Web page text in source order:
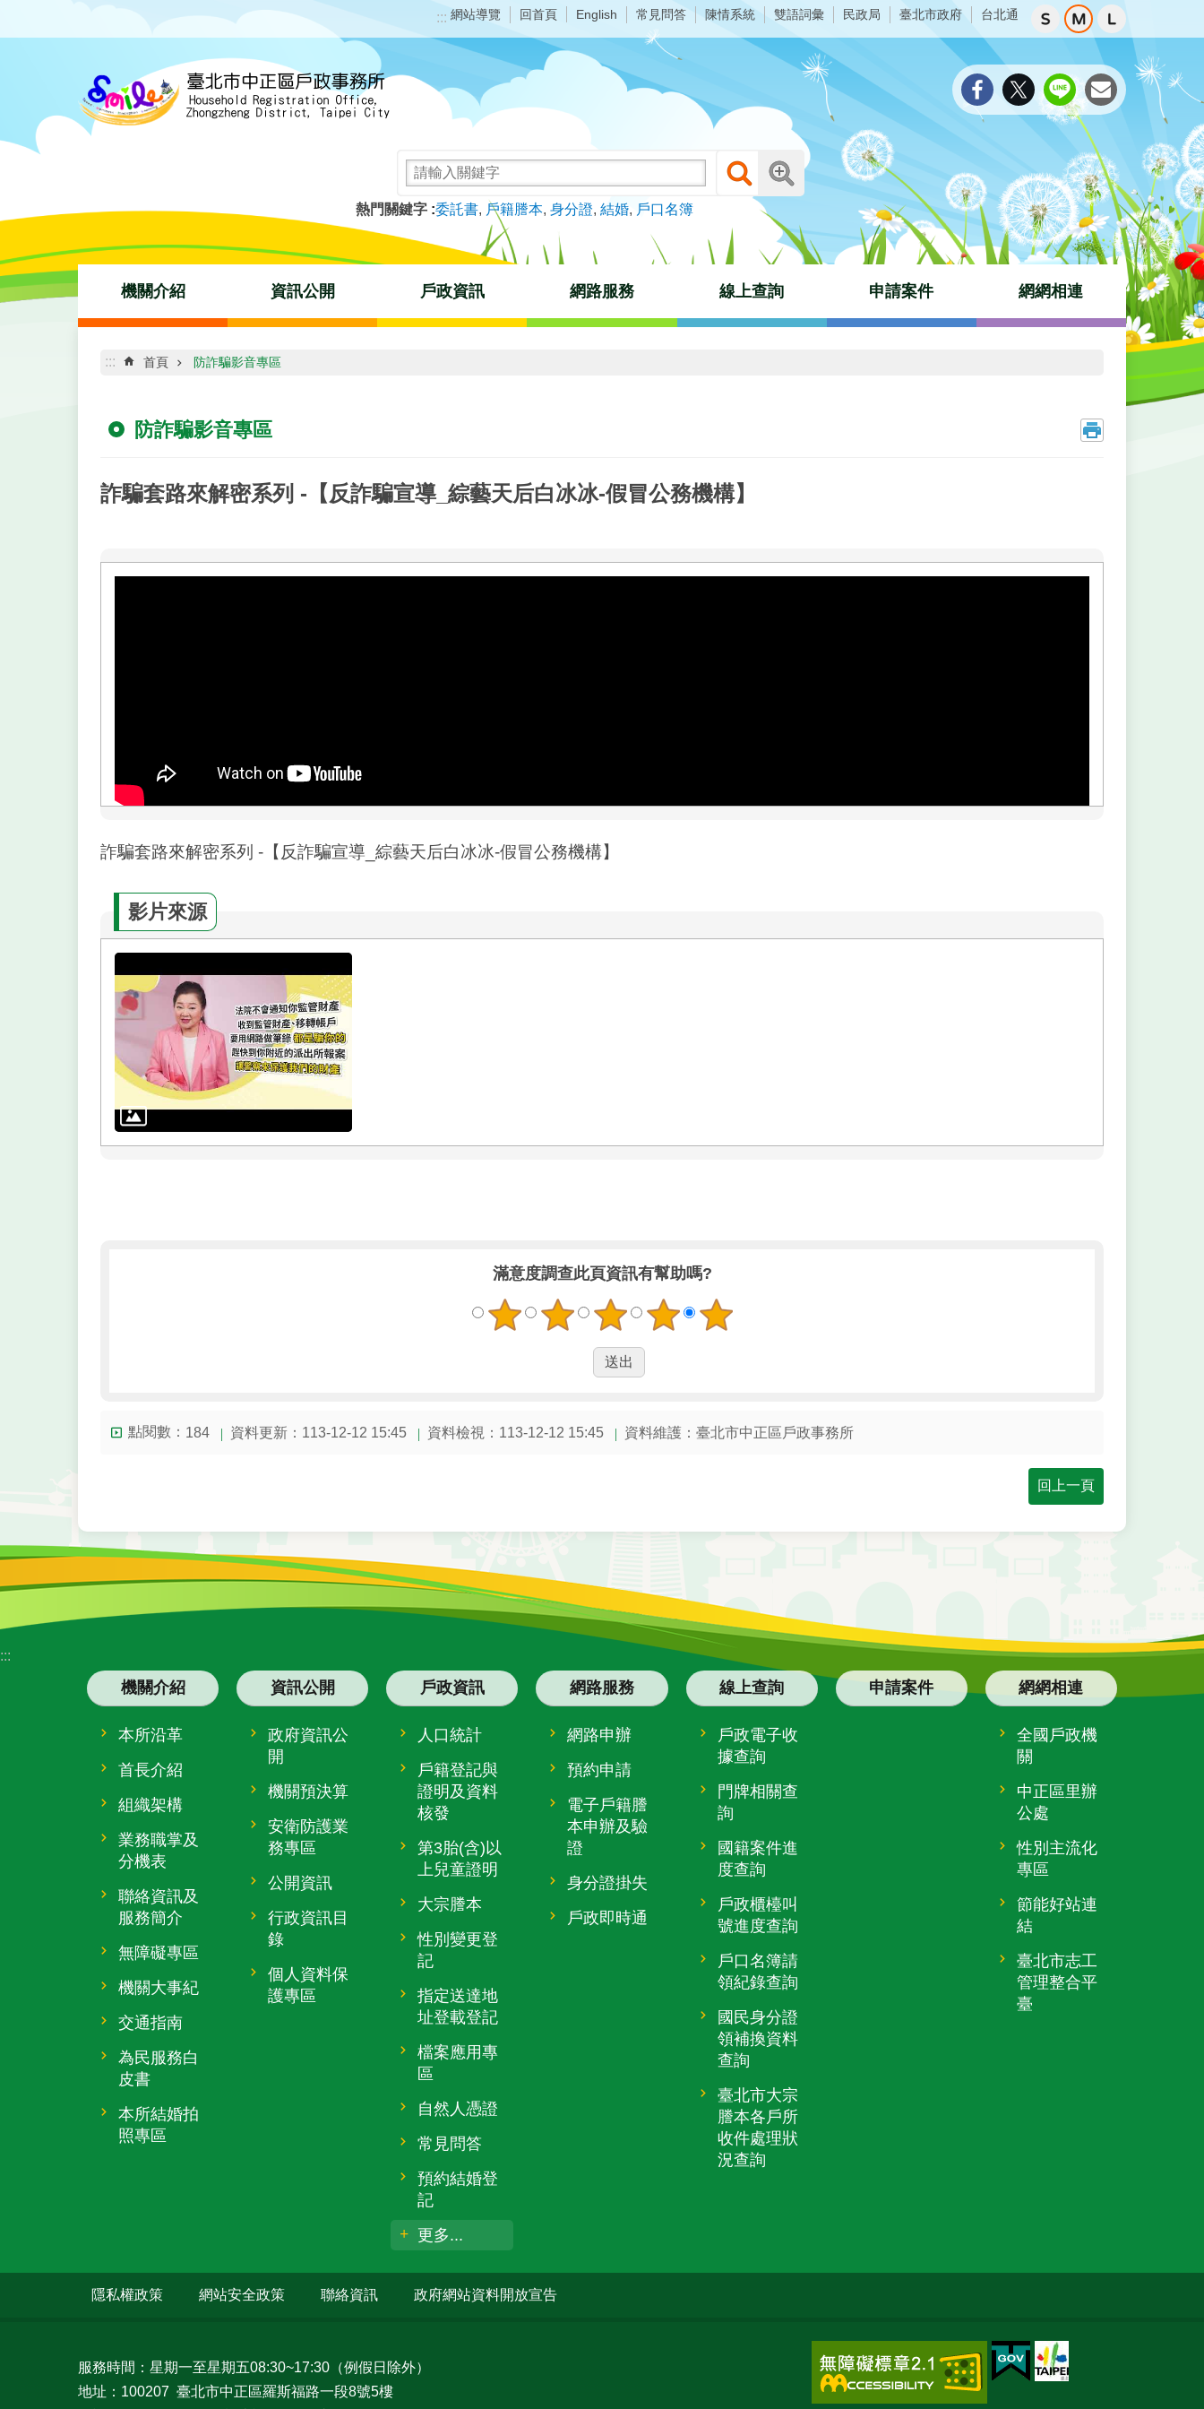
::: 網站導覽 回首頁 English 常見問答 陳情系統 雙語詞彙 民政局 臺北市政府 台北通
熱門關鍵字 委託書 戶籍謄本 身分證 結婚 戶口名簿
機關介紹 資訊公開 戶政資訊 網路服務 線上查詢 申請案件 網網相連
::: 首頁 防詐騙影音專區
防詐騙影音專區
詐騙套路來解密系列 -【反詐騙宣導_綜藝天后白冰冰-假冒公務機構】
詐騙套路來解密系列 -【反詐騙宣導_綜藝天后白冰冰-假冒公務機構】
影片來源
滿意度調查此頁資訊有幫助嗎?
點閱數： 184 資料更新：113-12-12 15:45 資料檢視：113-12-12 15:45 資料維護：臺北市中正區戶政事務所
回上一頁
:::
機關介紹
本所沿革
首長介紹
組織架構
業務職掌及
分機表
聯絡資訊及
服務簡介
無障礙專區
機關大事紀
交通指南
為民服務白
皮書
本所結婚拍
照專區
資訊公開
政府資訊公
開
機關預決算
安衛防護業
務專區
公開資訊
行政資訊目
錄
個人資料保
護專區
戶政資訊
人口統計
戶籍登記與
證明及資料
核發
第3胎(含)以
上兒童證明
大宗謄本
性別變更登
記
指定送達地
址登載登記
檔案應用專
區
自然人憑證
常見問答
預約結婚登
記
更多...
網路服務
網路申辦
預約申請
電子戶籍謄
本申辦及驗
證
身分證掛失
戶政即時通
線上查詢
戶政電子收
據查詢
門牌相關查
詢
國籍案件進
度查詢
戶政櫃檯叫
號進度查詢
戶口名簿請
領紀錄查詢
國民身分證
領補換資料
查詢
臺北市大宗
謄本各戶所
收件處理狀
況查詢
申請案件 網網相連
全國戶政機
關
中正區里辦
公處
性別主流化
專區
節能好站連
結
臺北市志工
管理整合平
臺
隱私權政策 網站安全政策 聯絡資訊 政府網站資料開放宣告
服務時間：星期一至星期五08:30~17:30（例假日除外）
地址：100207 臺北市中正區羅斯福路一段8號5樓